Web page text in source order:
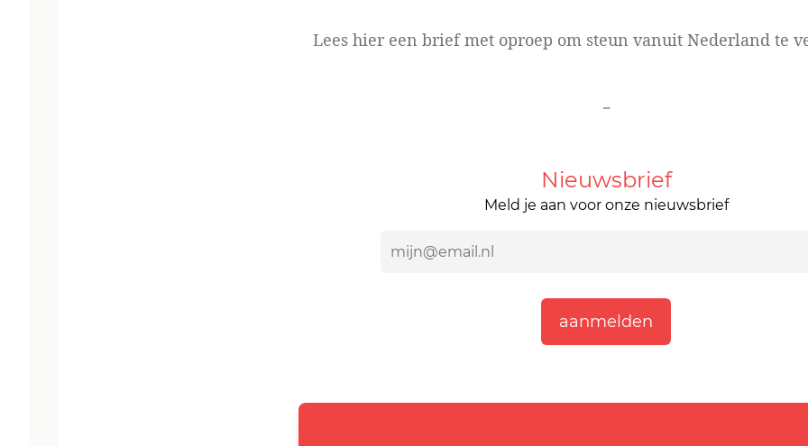
Lees hier een briefmet oproep om steun vanuit Nederland te
-
Nieuwsbrief
Meld je aan voor onze nieuwsbrief